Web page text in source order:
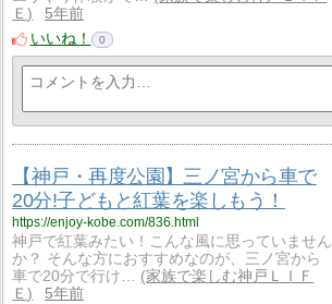
Ｅ
5年前
いいね！
0
【神戸・再度公園】三ノ宮から車で
20分!子どもと紅葉を楽しもう！
https://enjoy-kobe.com/836.html
神戸で紅葉みたい！こんな風に思っていません
か？ そんな方におすすめなのが、三ノ宮から
車で20分で行け…
家族で楽しむ神戸ＬＩＦ
Ｅ
5年前